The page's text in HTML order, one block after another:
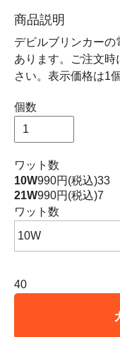
商品説明
デビルブリンカー
あります。ご注文
さい。表示価格は1
個数
ワット数
10W990円(税込)33
21W990円(税込)7
ワット数
40